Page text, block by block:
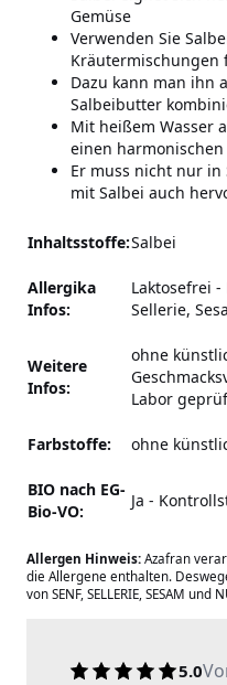
Gemüse
Verwenden Sie
Kräutermischungen
Dazu kann man ihn
Salbeibutter
Mit heißem Wasser
einen harmonischen
Er muss nicht nur in
mit Salbei auch
Inhaltsstoffe:Salbei
Allergika
Infos:
Laktosefrei -
Sellerie,
Weitere
Infos:
ohne
Labor
Farbstoffe: ohne
BIO nach EG-
Bio-VO:
Ja -
Allergen Hinweis: Azafran
die Allergene enthalten.
von SENF, SELLERIE, SESAM und
5.0